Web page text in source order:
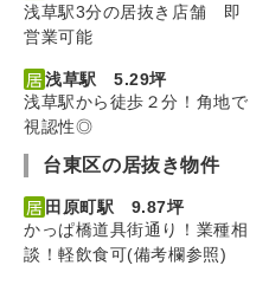
浅草駅3分の居抜き店舗 即
営業可能
浅草駅 5.29坪
浅草駅から徒歩２分！角地で
視認性◎
台東区の居抜き物件
田原町駅 9.87坪
かっぱ橋道具街通り！業種相
談！軽飲食可(備考欄参照)